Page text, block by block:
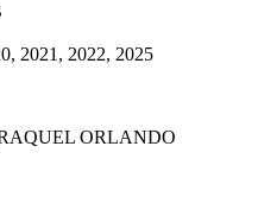
2021, 2022, 2025
ORLANDO